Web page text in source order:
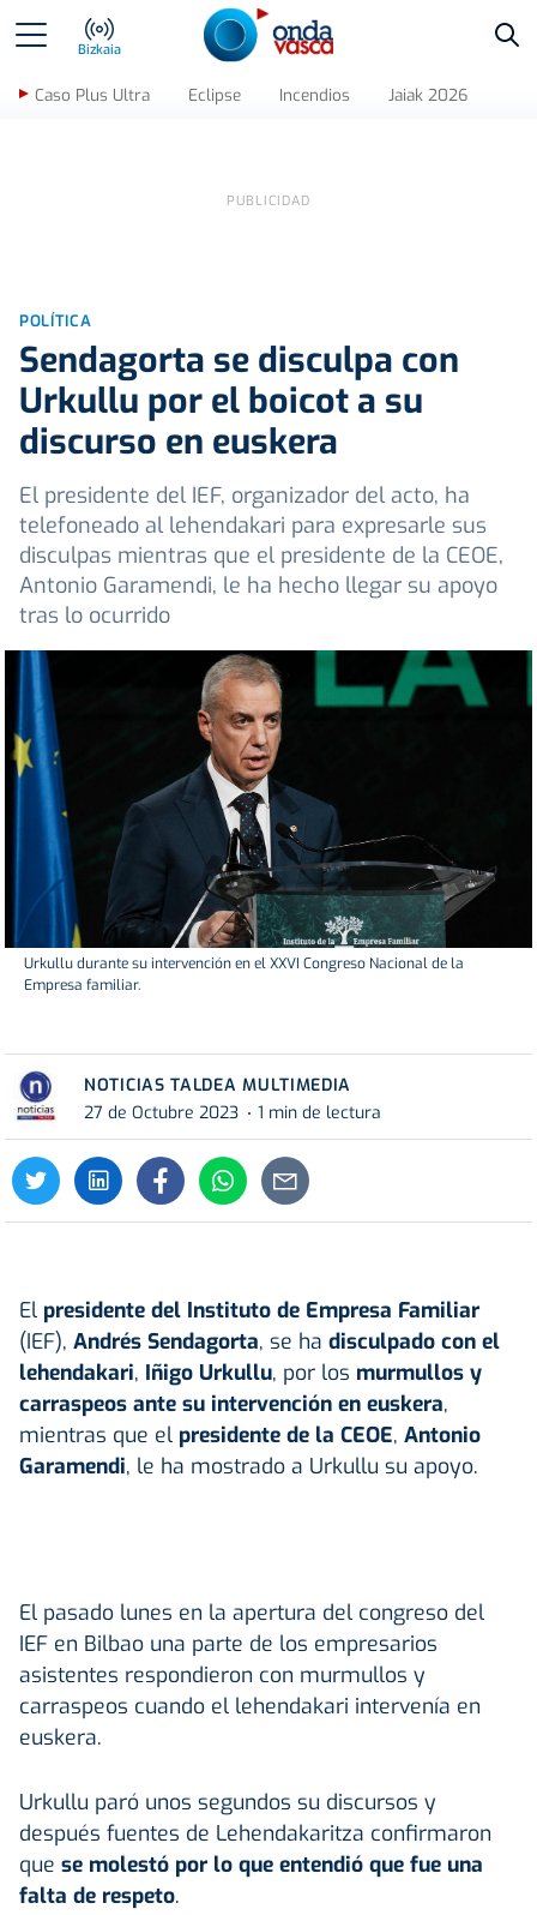
Bizkaia
Caso Plus Ultra Eclipse Incendios Jaiak 2026
POLÍTICA
Sendagorta se disculpa con
Urkullu por el boicot a su
discurso en euskera
El presidente del IEF, organizador del acto, ha
telefoneado al lehendakari para expresarle sus
disculpas mientras que el presidente de la CEOE,
Antonio Garamendi, le ha hecho llegar su apoyo
tras lo ocurrido
Urkullu durante su intervención en el XXVI Congreso Nacional de la
Empresa familiar.
NOTICIAS TALDEA MULTIMEDIA
27 de Octubre 2023
1 min de lectura
El presidente del Instituto de Empresa Familiar
(IEF), Andrés Sendagorta, se ha disculpado con el
lehendakari, Iñigo Urkullu, por los murmullos y
carraspeos ante su intervención en euskera,
mientras que el presidente de la CEOE, Antonio
Garamendi, le ha mostrado a Urkullu su apoyo.
El pasado lunes en la apertura del congreso del
IEF en Bilbao una parte de los empresarios
asistentes respondieron con murmullos y
carraspeos cuando el lehendakari intervenía en
euskera.
Urkullu paró unos segundos su discursos y
después fuentes de Lehendakaritza confirmaron
que se molestó por lo que entendió que fue una
falta de respeto.